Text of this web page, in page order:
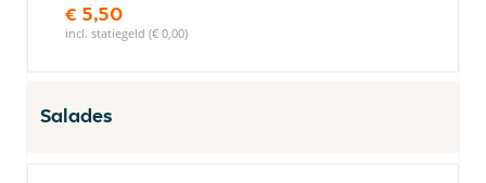
€ 5,50
incl. statiegeld (€ 0,00)
Salades